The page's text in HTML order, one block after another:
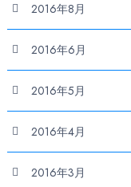
2016年8月
2016年6月
2016年5月
2016年4月
2016年3月